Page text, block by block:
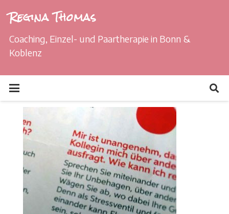
Regina Thomas
Coaching, Einzel- und Paartherapie in Bonn &
Koblenz